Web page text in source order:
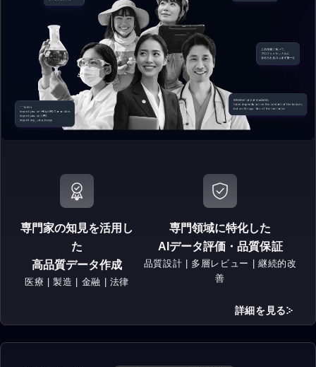
専門家の知見を活用し
た
高品質データ作成
医療 | 製造 | 金融 | 法律
専門領域に特化した
AIデータ評価・品質保証
品質設計 | 多層レビュー | 継続的改
善
詳細を見る